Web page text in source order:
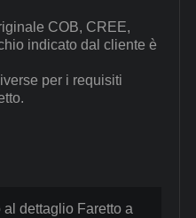
COB, CREE,
indicato dal cliente è
per i requisiti
dettaglio Faretto a